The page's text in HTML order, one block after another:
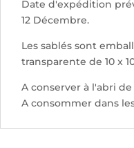
Date d'expédition
12 Décembre.
Les sablés sont
transparente de 10 x
A conserver à l'abri
A consommer dans